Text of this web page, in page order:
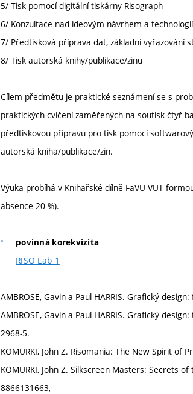
5/ Tisk pomocí digitální tiskárny Risograph
6/ Konzultace nad ideovým návrhem a
7/ Předtisková příprava dat, základní vyřazování
8/ Tisk autorská knihy/publikace/zinu
Cílem předmětu je praktické seznámení se s
praktických cvičení zaměřených na soutisk čtyř
předtiskovou přípravu pro tisk pomocí
autorská kniha/publikace/zin.
Výuka probíhá v Knihařské dílně FaVU VUT
absence 20 %).
povinná korekvizita
RISO Lab 1
AMBROSE, Gavin a Paul HARRIS. Grafický
AMBROSE, Gavin a Paul HARRIS. Grafický
2968-5.
KOMURKI, John Z. Risomania: The New Spirit of
KOMURKI, John Z. Silkscreen Masters: Secrets
8866131663,